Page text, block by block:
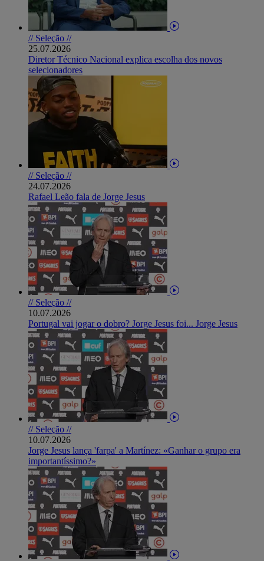
// Seleção //
25.07.2026
Diretor Técnico Nacional explica escolha dos novos
selecionadores
// Seleção //
24.07.2026
Rafael Leão fala de Jorge Jesus
// Seleção //
10.07.2026
Portugal vai jogar o dobro? Jorge Jesus foi... Jorge Jesus
// Seleção //
10.07.2026
Jorge Jesus lança 'farpa' a Martínez: «Ganhar o grupo era
importantíssimo?»